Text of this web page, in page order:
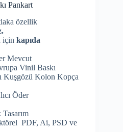
Pankart
özellik
için kapıda
Mevcut
Vinil Baskı
Kuşgözü Kolon Kopça
Öder
PDF, Ai, PSD ve